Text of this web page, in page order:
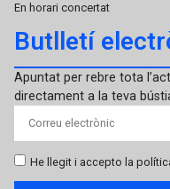
En horari concertat
Butlletí
Apuntat per rebre tota
directament a la teva
He llegit i accepto la